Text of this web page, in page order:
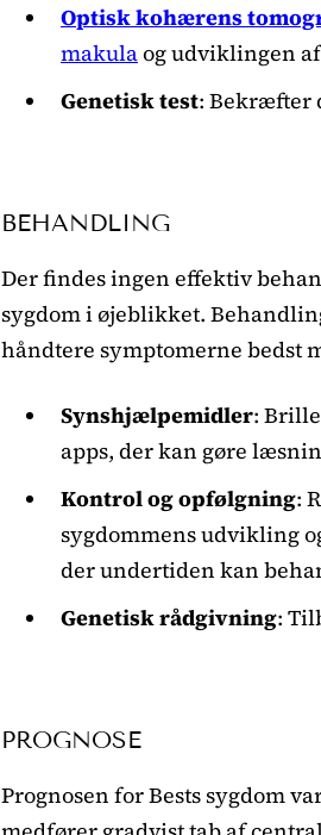
Optisk kohærens
makulaog udviklingen
Genetisk test: Bekræfter
BEHANDLING
Der findes ingen effektiv
sygdom i øjeblikket.
håndtere symptomerne bedst
Synshjælpemidler:
apps, der kan gøre
Kontrol og opfølgning:
sygdommens udvikling
der undertiden kan
Genetisk rådgivning:
PROGNOSE
Prognosen for Bests sygdom